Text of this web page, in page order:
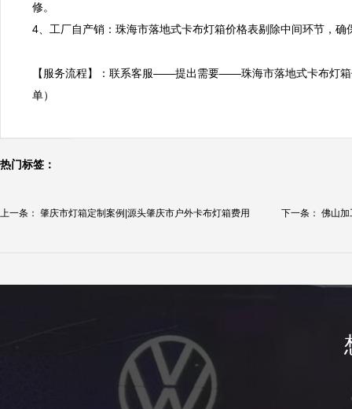
修。
4、工厂自产销：珠海市落地式卡布灯箱价格表剔除中间环节，确
【服务流程】：联系客服——提出需要——珠海市落地式卡布
单）
热门标签：
上一条： 肇庆市灯箱定制案例|源头肇庆市户外卡布灯箱费用 下一条： 佛山加